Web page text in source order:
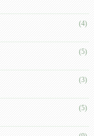
(4)
(5)
(3)
(5)